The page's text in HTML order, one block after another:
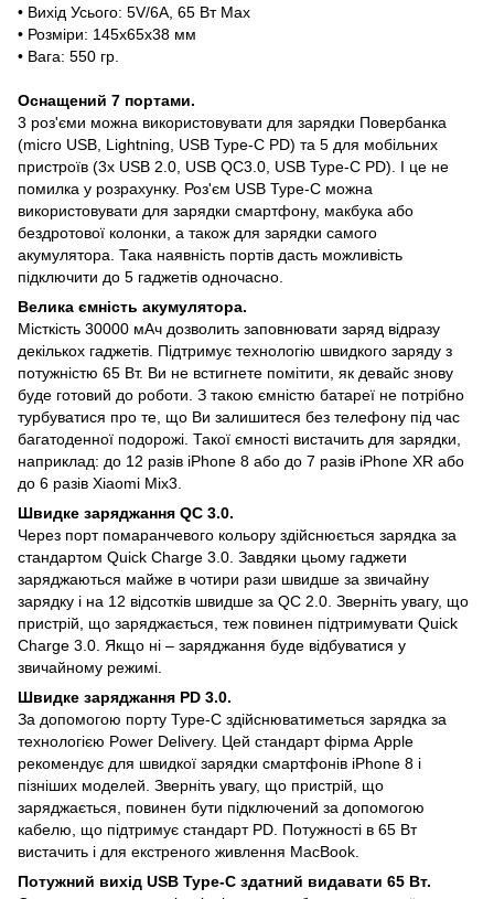
• Вихід Усього: 5V/6A, 65 Вт Max
• Розміри: 145х65х38 мм
• Вага: 550 гр.
Оснащений 7 портами.
3 роз'єми можна використовувати для зарядки Повербанка
(micro USB, Lightning, USB Type-C PD) та 5 для мобільних
пристроїв (3x USB 2.0, USB QC3.0, USB Type-C PD). І це не
помилка у розрахунку. Роз'єм USB Type-C можна
використовувати для зарядки смартфону, макбука або
бездротової колонки, а також для зарядки самого
акумулятора. Така наявність портів дасть можливість
підключити до 5 гаджетів одночасно.
Велика ємність акумулятора.
Місткість 30000 мАч дозволить заповнювати заряд відразу
декількох гаджетів. Підтримує технологію швидкого заряду з
потужністю 65 Вт. Ви не встигнете помітити, як девайс знову
буде готовий до роботи. З такою ємністю батареї не потрібно
турбуватися про те, що Ви залишитеся без телефону під час
багатоденної подорожі. Такої ємності вистачить для зарядки,
наприклад: до 12 разів iPhone 8 або до 7 разів iPhone XR або
до 6 разів Xiaomi Mix3.
Швидке заряджання QC 3.0.
Через порт помаранчевого кольору здійснюється зарядка за
стандартом Quick Charge 3.0. Завдяки цьому гаджети
заряджаються майже в чотири рази швидше за звичайну
зарядку і на 12 відсотків швидше за QC 2.0. Зверніть увагу, що
пристрій, що заряджається, теж повинен підтримувати Quick
Charge 3.0. Якщо ні – заряджання буде відбуватися у
звичайному режимі.
Швидке заряджання PD 3.0.
За допомогою порту Type-C здійснюватиметься зарядка за
технологією Power Delivery. Цей стандарт фірма Apple
рекомендує для швидкої зарядки смартфонів iPhone 8 і
пізніших моделей. Зверніть увагу, що пристрій, що
заряджається, повинен бути підключений за допомогою
кабелю, що підтримує стандарт PD. Потужності в 65 Вт
вистачить і для екстреного живлення MacBook.
Потужний вихід USB Type-C здатний видавати 65 Вт.